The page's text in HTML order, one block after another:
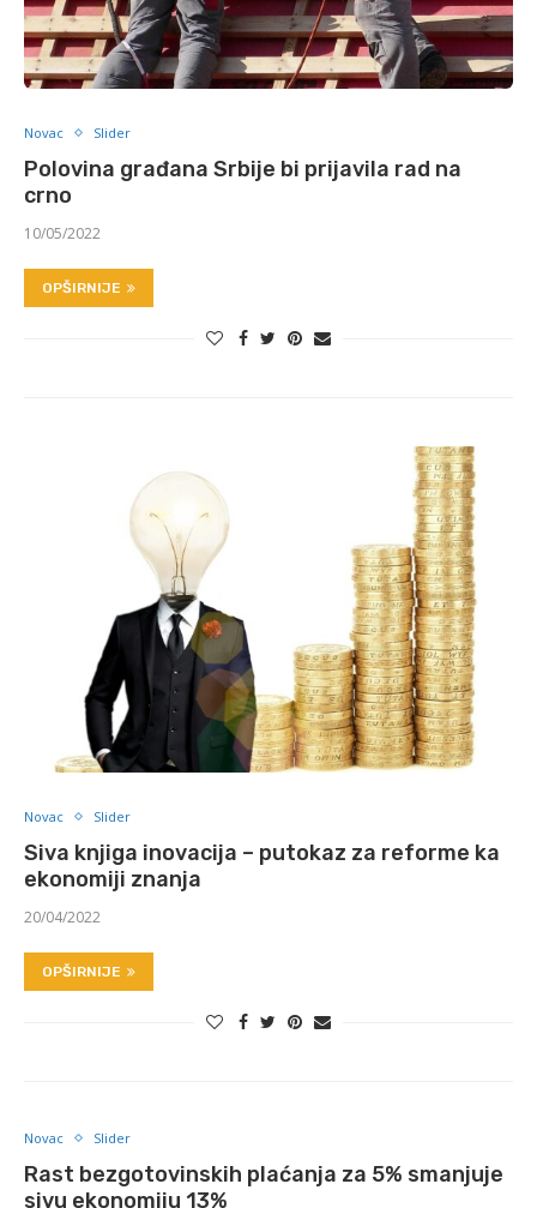
Novac Slider
Polovina građana Srbije bi prijavila rad na
crno
10/05/2022
OPŠIRNIJE
Novac Slider
Siva knjiga inovacija – putokaz za reforme ka
ekonomiji znanja
20/04/2022
OPŠIRNIJE
Novac Slider
Rast bezgotovinskih plaćanja za 5% smanjuje
sivu ekonomiju 13%